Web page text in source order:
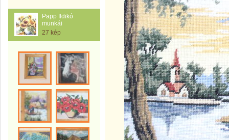
Papp Ildikó
munkái
27 kép